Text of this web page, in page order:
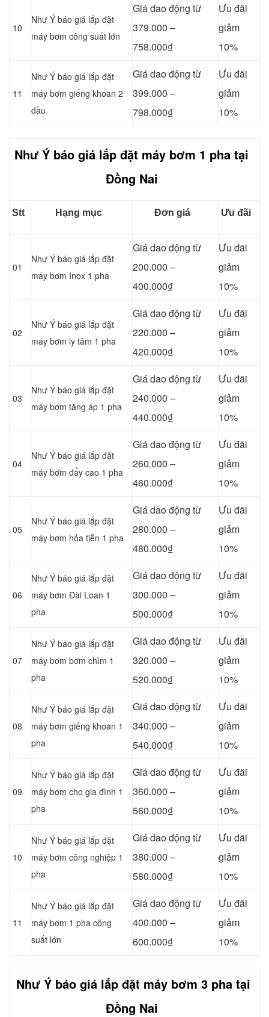
10
Như Ý báo giá lắp đặt
máy bơm công suất lớn
Giá dao động từ
379.000 –
758.000₫
Ưu đãi
giảm
10%
11
Như Ý báo giá lắp đặt
máy bơm giếng khoan 2
đầu
Giá dao động từ
399.000 –
798.000₫
Ưu đãi
giảm
10%
Như Ý báo giá lắp đặt máy bơm 1 pha tại
Đồng Nai
Stt Hạng mục Đơn giá Ưu đãi
01
Như Ý báo giá lắp đặt
máy bơm Inox 1 pha
Giá dao động từ
200.000 –
400.000₫
Ưu đãi
giảm
10%
02
Như Ý báo giá lắp đặt
máy bơm ly tâm 1 pha
Giá dao động từ
220.000 –
420.000₫
Ưu đãi
giảm
10%
03
Như Ý báo giá lắp đặt
máy bơm tăng áp 1 pha
Giá dao động từ
240.000 –
440.000₫
Ưu đãi
giảm
10%
04
Như Ý báo giá lắp đặt
máy bơm đẩy cao 1 pha
Giá dao động từ
260.000 –
460.000₫
Ưu đãi
giảm
10%
05
Như Ý báo giá lắp đặt
máy bơm hỏa tiễn 1 pha
Giá dao động từ
280.000 –
480.000₫
Ưu đãi
giảm
10%
06
Như Ý báo giá lắp đặt
máy bơm Đài Loan 1
pha
Giá dao động từ
300.000 –
500.000₫
Ưu đãi
giảm
10%
07
Như Ý báo giá lắp đặt
máy bơm bơm chìm 1
pha
Giá dao động từ
320.000 –
520.000₫
Ưu đãi
giảm
10%
08
Như Ý báo giá lắp đặt
máy bơm giếng khoan 1
pha
Giá dao động từ
340.000 –
540.000₫
Ưu đãi
giảm
10%
09
Như Ý báo giá lắp đặt
máy bơm cho gia đình 1
pha
Giá dao động từ
360.000 –
560.000₫
Ưu đãi
giảm
10%
10
Như Ý báo giá lắp đặt
máy bơm công nghiệp 1
pha
Giá dao động từ
380.000 –
580.000₫
Ưu đãi
giảm
10%
11
Như Ý báo giá lắp đặt
máy bơm 1 pha công
suất lớn
Giá dao động từ
400.000 –
600.000₫
Ưu đãi
giảm
10%
Như Ý báo giá lắp đặt máy bơm 3 pha tại
Đồng Nai